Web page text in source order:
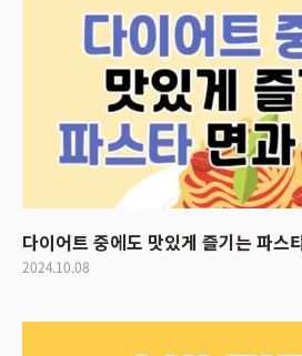
다이어트 중에도 맛있게 즐기는 파스
2024.10.08